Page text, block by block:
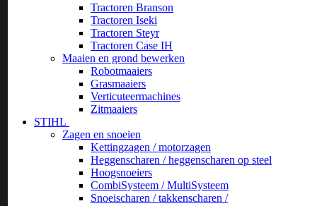
Tractoren Branson
Tractoren Iseki
Tractoren Steyr
Tractoren Case IH
Maaien en grond bewerken
Robotmaaiers
Grasmaaiers
Verticuteermachines
Zitmaaiers
STIHL
Zagen en snoeien
Kettingzagen / motorzagen
Heggenscharen / heggenscharen op steel
Hoogsnoeiers
CombiSysteem / MultiSysteem
Snoeischaren / takkenscharen /